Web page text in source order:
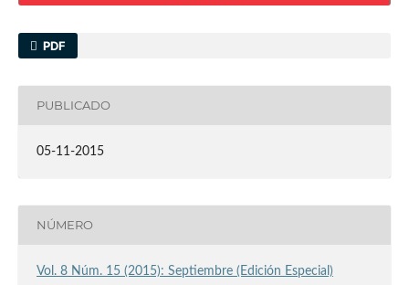
PDF
PUBLICADO
05-11-2015
NÚMERO
Vol. 8 Núm. 15 (2015): Septiembre (Edición Especial)